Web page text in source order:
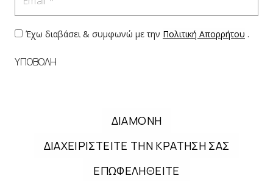
Έχω διαβάσει & συμφωνώ με την Πολιτική Απορρήτου .
ΥΠΟΒΟΛΗ
ΔΙΑΜΟΝΗ
ΔΙΑΧΕΙΡΙΣΤΕΙΤΕ ΤΗΝ ΚΡΑΤΗΣΗ ΣΑΣ
ΕΠΩΦΕΛΗΘΕΙΤΕ